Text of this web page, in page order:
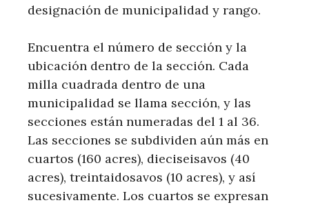
designación de municipalidad y rango.
Encuentra el número de sección y la
ubicación dentro de la sección. Cada
milla cuadrada dentro de una
municipalidad se llama sección, y las
secciones están numeradas del 1 al 36.
Las secciones se subdividen aún más en
cuartos (160 acres), dieciseisavos (40
acres), treintaidosavos (10 acres), y así
sucesivamente. Los cuartos se expresan